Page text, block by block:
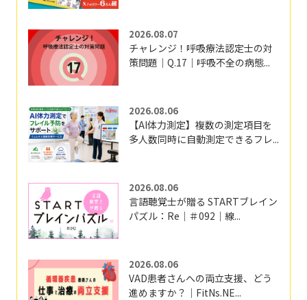
2026.08.07
チャレンジ！呼吸療法認定士の対
策問題｜Q.17｜呼吸不全の病態...
2026.08.06
【AI体力測定】複数の測定項目を
多人数同時に自動測定できるフレ...
2026.08.06
言語聴覚士が贈る STARTブレイン
パズル：Re｜＃092｜線...
2026.08.06
VAD患者さんへの両立支援、どう
進めますか？｜FitNs.NE...